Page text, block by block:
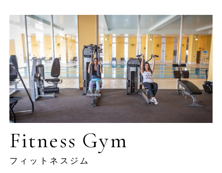
Home
Story
Fitness Gym
フィットネスジム